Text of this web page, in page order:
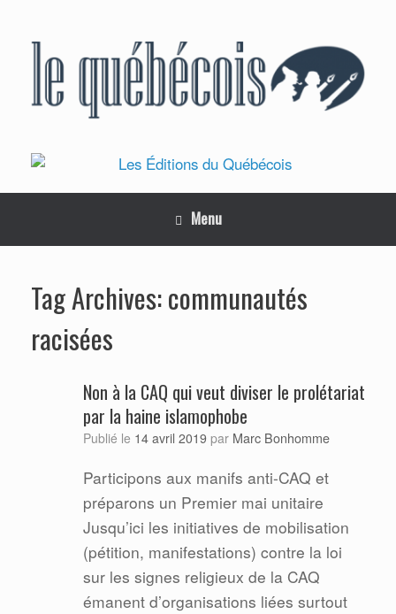
Menu
Tag Archives:communautés
racisées
Non à la CAQ qui veut diviser le prolétariat
par la haine islamophobe
Publié le 14 avril 2019 par Marc Bonhomme
Participons aux manifs anti-CAQ et
préparons un Premier mai unitaire
Jusqu’ici les initiatives de mobilisation
(pétition, manifestations) contre la loi
sur les signes religieux de la CAQ
émanent d’organisations liées surtout